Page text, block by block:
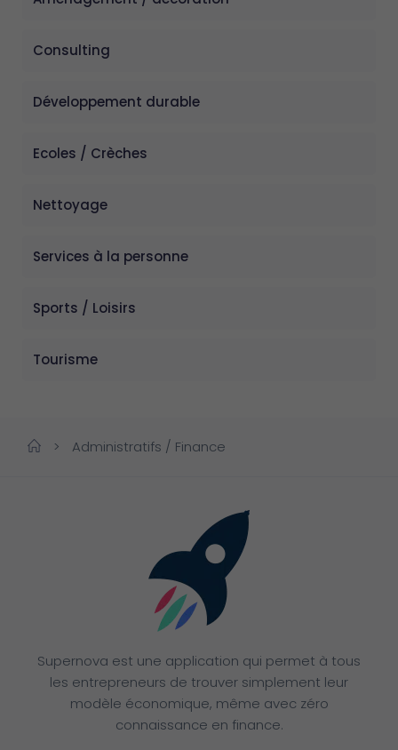
Consulting
Développement durable
Ecoles / Crèches
Nettoyage
Services à la personne
Sports / Loisirs
Tourisme
> Administratifs / Finance
Supernova est une application qui permet à tous
les entrepreneurs de trouver simplement leur
modèle économique, même avec zéro
connaissance en finance.